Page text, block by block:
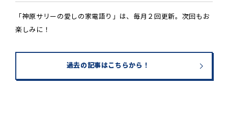
「神原サリーの愛しの家電語り」は、毎月２回更新。次回もお
楽しみに！
過去の記事はこちらから！